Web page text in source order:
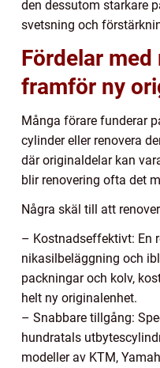
den dessutom starkare
svetsning och
Fördelar
framför ny
Många förare funderar
cylinder eller renovera
där originaldelar kan
blir renovering ofta det
Några skäl till att
– Kostnadseffektivt: En
nikasilbeläggning och
packningar och kolv,
helt ny originalenhet.
– Snabbare tillgång:
hundratals
modeller av KTM,